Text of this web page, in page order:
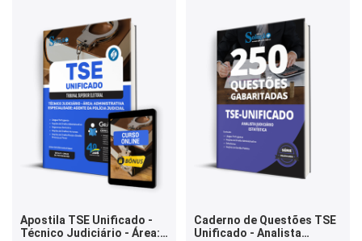
Apostila TSE Unificado -
Técnico Judiciário - Área:
Caderno de Questões TSE
Unificado - Analista